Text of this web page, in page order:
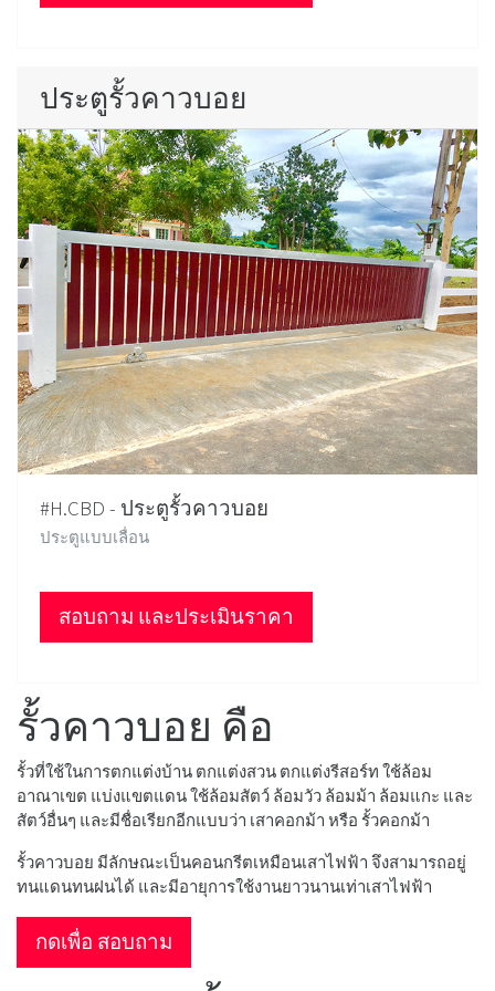
ประตูรั้วคาวบอย
#H.CBD - ประตูรั้วคาวบอย
ประตูแบบเลื่อน
สอบถาม และประเมินราคา
รั้วคาวบอย คือ
รั้วที่ใช้ในการตกแต่งบ้าน ตกแต่งสวน ตกแต่งรีสอร์ท ใช้ล้อม
อาณาเขต แบ่งแขตแดน ใช้ล้อมสัตว์ ล้อมวัว ล้อมม้า ล้อมแกะ และ
สัตว์อื่นๆ และมีชื่อเรียกอีกแบบว่า เสาคอกม้า หรือ รั้วคอกม้า
รั้วคาวบอย มีลักษณะเป็นคอนกรีตเหมือนเสาไฟฟ้า จึงสามารถอยู่
ทนแดนทนฝนได้ และมีอายุการใช้งานยาวนานเท่าเสาไฟฟ้า
กดเพื่อ สอบถาม